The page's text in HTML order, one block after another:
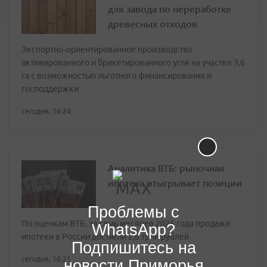
для завода по переработке
древесных отходов
Экспортно‑ориентированное производство
активированного и брикетированного угля на участке 3,6
га с возможностью льготного финансирования и
господдержки
сегодня, 16:24
Аналитика ВТБ: рыночная
ипотека отыгрывает позиции
По оценкам ВТБ, за семь месяцев 2026 года продажи
ипотеки в России достигли 2,6 трлн рублей
сегодня, 16:21
Проблемы с
WhatsApp?
Подпишитесь на